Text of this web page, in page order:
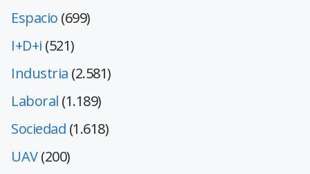
Espacio (699)
I+D+i (521)
Industria (2.581)
Laboral (1.189)
Sociedad (1.618)
UAV(200)